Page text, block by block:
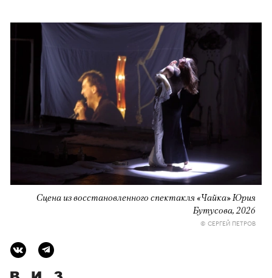
Сцена из восстановленного спектакля «Чайка» Юрия
Бутусова, 2026
© СЕРГЕЙ ПЕТРОВ